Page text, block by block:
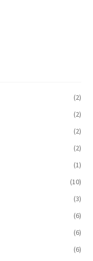
(2)
(2)
(2)
(2)
(1)
(10)
(3)
(6)
(6)
(6)